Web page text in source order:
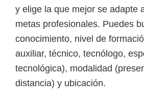
t
e
y elige la que mejor se adapte
metas profesionales. Puedes
conocimiento, nivel de
auxiliar, técnico, tecnólogo,
tecnológica), modalidad
distancia) y ubicación.